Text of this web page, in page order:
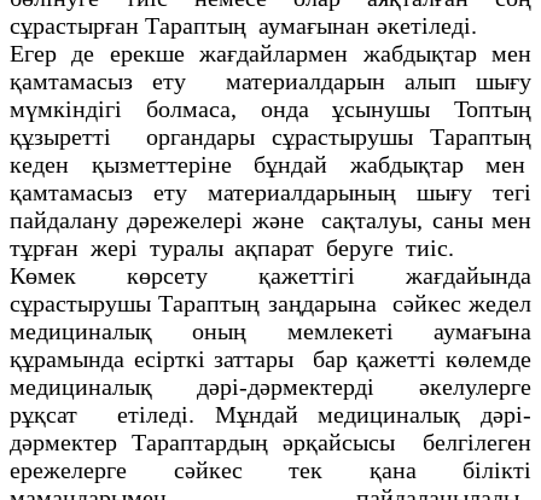
сұрастырған Тараптың аумағынан әкетіледі.
Егер де ерекше жағдайлармен жабдықтар мен
қамтамасыз ету материалдарын алып шығу
мүмкіндігі болмаса, онда ұсынушы Топтың
құзыретті органдары сұрастырушы Тараптың
кеден қызметтеріне бұндай жабдықтар мен
қамтамасыз ету материалдарының шығу тегі
пайдалану дәрежелері және сақталуы, саны мен
тұрған жері туралы ақпарат беруге тиіс.
Көмек көрсету қажеттігі жағдайында
сұрастырушы Тараптың заңдарына сәйкес жедел
медициналық оның мемлекеті аумағына
құрамында есірткі заттары бар қажетті көлемде
медициналық дәрі-дәрмектерді әкелулерге
рұқсат етіледі. Мұндай медициналық дәрі-
дәрмектер Тараптардың әрқайсысы белгілеген
ережелерге сәйкес тек қана білікті